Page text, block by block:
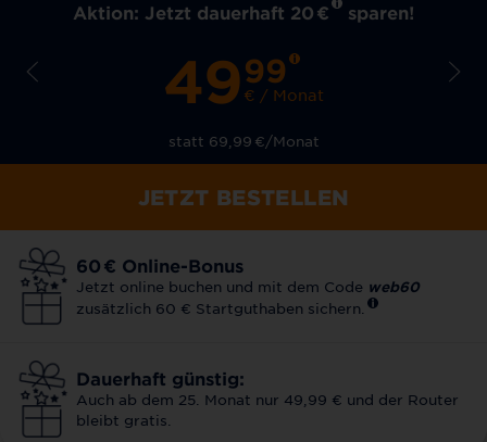
Aktion: Jetzt dauerhaft 20 € sparen!
4999
€ / Monat
statt 69,99 €/Monat
JETZT BESTELLEN
60 € Online-Bonus
Jetzt online buchen und mit dem Code web60
zusätzlich 60 € Startguthaben sichern.
Dauerhaft günstig:
Auch ab dem 25. Monat nur 49,99 € und der Router
bleibt gratis.